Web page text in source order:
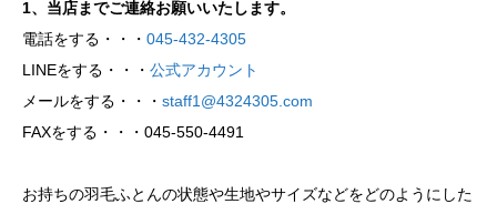
1、当店までご連絡お願いいたします。
電話をする・・・ 045-432-4305
LINEをする・・・ 公式アカウント
メールをする・・・ staff1@4324305.com
FAXをする・・・045-550-4491
お持ちの羽毛ふとんの状態や生地やサイズなどをどのようにした